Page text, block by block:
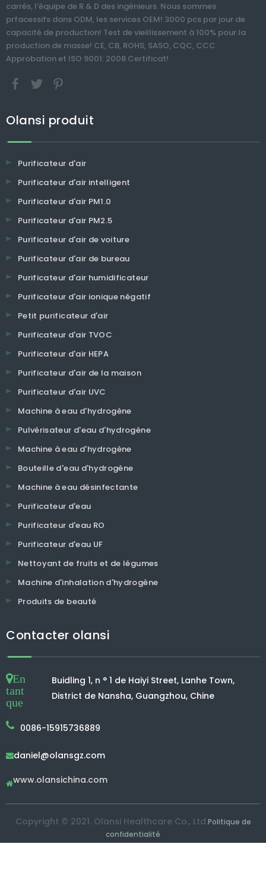
carrés, l'équipe de R & D des ingénieurs. Nous sommes
prfacessifs dans ODM, les services OEM! 3000 pcs par jour de
capacité de production! Test de vieillissement à 100% pour la
production de masse! CE, CB, ROHS, SASO, CQC, CCC
Approbation et ISO 9001: 2008 Certificat!
Olansi produit
Purificateur d'air
Purificateur d'air intelligent
Purificateur d'air PM1.0
Purificateur d'air PM2.5
Purificateur d'air de voiture
Purificateur d'air de bureau
Purificateur d'air humidificateur
Purificateur d'air ionique négatif
Petit purificateur d'air
Purificateur d'air TVOC
Purificateur d'air HEPA
Purificateur d'air de la maison
Purificateur d'air UVC
Machine à eau d'hydrogène
Pulvérisateur d'eau d'hydrogène
Machine à eau d'hydrogène
Bouteille d'eau d'hydrogène
Machine à eau désinfectante
Purificateur d'eau
Purificateur d'eau RO
Purificateur d'eau UF
Nettoyant de fruits et de légumes
Machine d'inhalation d'hydrogène
Produits de beauté
Contacter olansi
En
tant
que
Buidling 1, n ° 1 de Haiyi Street, Lanhe Town,
District de Nansha, Guangzhou, Chine
0086-15915736889
daniel@olansgz.com
www.olansichina.com
Copyright © 2021. Olansi Healthcare Co., Ltd.Politique de
confidentialité